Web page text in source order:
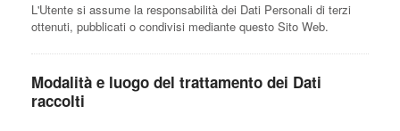
L'Utente si assume la responsabilità dei Dati Personali di terzi
ottenuti, pubblicati o condivisi mediante questo Sito Web.
Modalità e luogo del trattamento dei Dati
raccolti